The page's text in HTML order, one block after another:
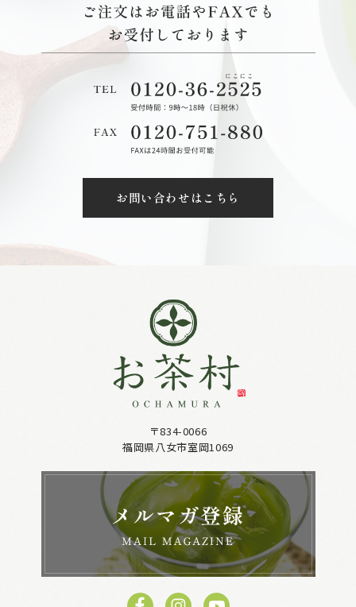
お問い合わせはこちら
〒834-0066
福岡県八女市室岡1069